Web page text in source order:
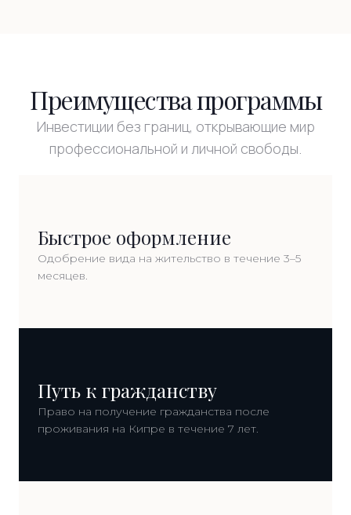
Преимущества программы
Инвестиции без границ, открывающие мир
профессиональной и личной свободы.
Быстрое оформление
Одобрение вида на жительство в течение 3–5
месяцев.
Путь к гражданству
Право на получение гражданства после
проживания на Кипре в течение 7 лет.